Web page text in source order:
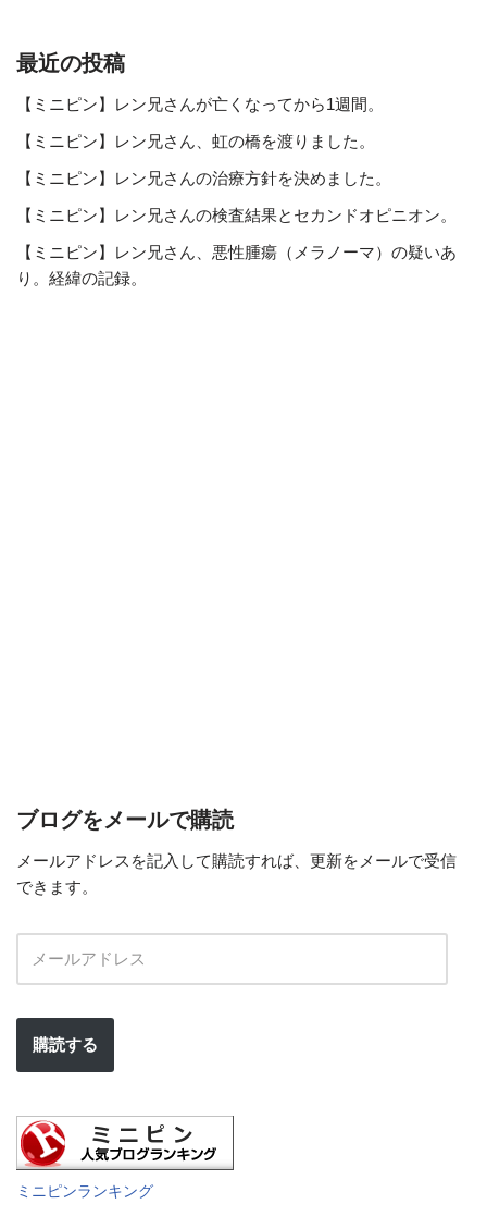
最近の投稿
【ミニピン】レン兄さんが亡くなってから1週間。
【ミニピン】レン兄さん、虹の橋を渡りました。
【ミニピン】レン兄さんの治療方針を決めました。
【ミニピン】レン兄さんの検査結果とセカンドオピニオン。
【ミニピン】レン兄さん、悪性腫瘍（メラノーマ）の疑いあ
り。経緯の記録。
ブログをメールで購読
メールアドレスを記入して購読すれば、更新をメールで受信
できます。
購読する
ミニピンランキング